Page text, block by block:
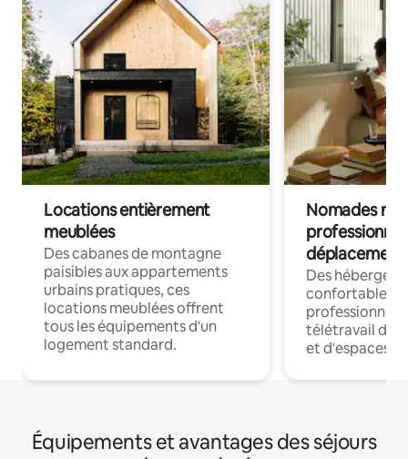
Locations entièrement
meublées
Des cabanes de montagne
paisibles aux appartements
urbains pratiques, ces
locations meublées offrent
tous les équipements d'un
logement standard.
Nomades
déplacement
Des
confortables
professionnels
télétravail
et d'espaces
Équipements et avantages des séjours